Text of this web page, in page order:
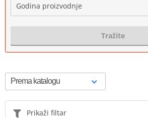
Godina proizvodnje
Tražite
Prikaži filtar